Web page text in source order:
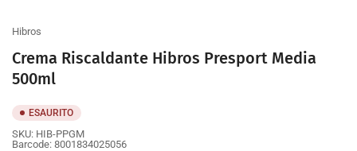
Hibros
Crema Riscaldante Hibros Presport Media
500ml
ESAURITO
SKU: HIB-PPGM
Barcode: 8001834025056